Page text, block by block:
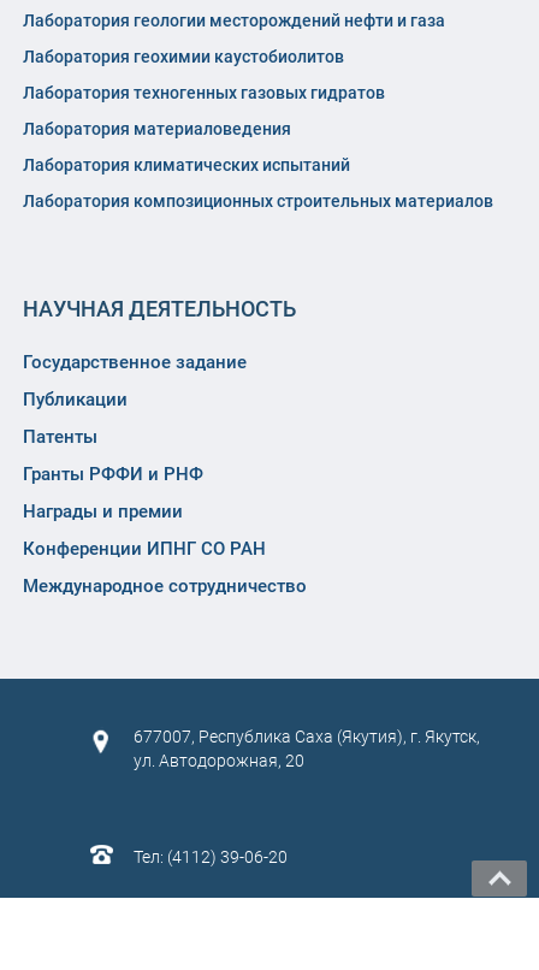
Лаборатория геологии месторождений нефти и газа
Лаборатория геохимии каустобиолитов
Лаборатория техногенных газовых гидратов
Лаборатория материаловедения
Лаборатория климатических испытаний
Лаборатория композиционных строительных материалов
НАУЧНАЯ ДЕЯТЕЛЬНОСТЬ
Государственное задание
Публикации
Патенты
Гранты РФФИ и РНФ
Награды и премии
Конференции ИПНГ СО РАН
Международное сотрудничество
677007, Республика Саха (Якутия), г. Якутск,
ул. Автодорожная, 20
Тел: (4112) 39-06-20